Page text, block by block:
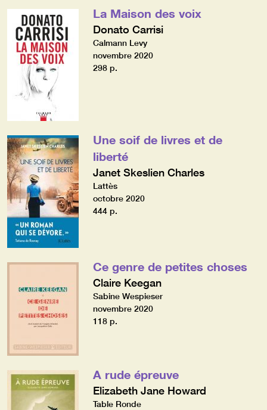
La Maison des voix
Donato Carrisi
Calmann Levy
novembre 2020
298 p.
Une soif de livres et de
liberté
Janet Skeslien Charles
Lattès
octobre 2020
444 p.
Ce genre de petites choses
Claire Keegan
Sabine Wespieser
novembre 2020
118 p.
A rude épreuve
Elizabeth Jane Howard
Table Ronde